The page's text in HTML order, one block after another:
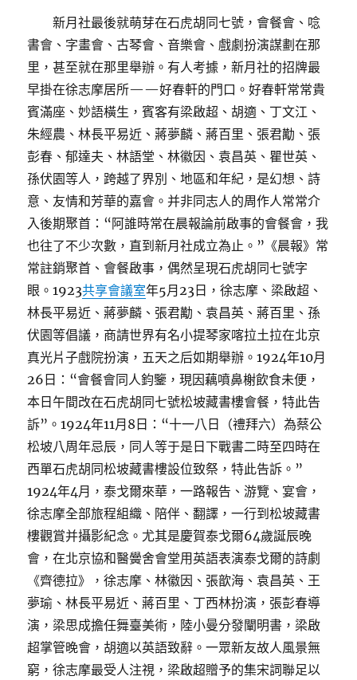
新月社最後就萌芽在石虎胡同七號，會餐會、唸
書會、字畫會、古琴會、音樂會、戲劇扮演謀劃在那
里，甚至就在那里舉辦。有人考據，新月社的招牌最
早掛在徐志摩居所——好春軒的門口。好春軒常常貴
賓滿座、妙語橫生，賓客有梁啟超、胡適、丁文江、
朱經農、林長平易近、蔣夢麟、蔣百里、張君勱、張
彭春、郁達夫、林語堂、林徽因、袁昌英、瞿世英、
孫伏園等人，跨越了界別、地區和年紀，是幻想、詩
意、友情和芳華的嘉會。并非同志人的周作人常常介
入後期聚首：“阿誰時常在晨報論前啟事的會餐會，我
也往了不少次數，直到新月社成立為止。”《晨報》常
常註銷聚首、會餐啟事，偶然呈現石虎胡同七號字
眼。1923共享會議室年5月23日，徐志摩、梁啟超、
林長平易近、蔣夢麟、張君勱、袁昌英、蔣百里、孫
伏園等倡議，商請世界有名小提琴家喀拉土拉在北京
真光片子戲院扮演，五天之后如期舉辦。1924年10月
26日：“會餐會同人鈞鑒，現因藕噴鼻榭飲食未便，
本日午間改在石虎胡同七號松坡藏書樓會餐，特此告
訴”。1924年11月8日：“十一八日（禮拜六）為蔡公
松坡八周年忌辰，同人等于是日下戰書二時至四時在
西單石虎胡同松坡藏書樓設位致祭，特此告訴。”
1924年4月，泰戈爾來華，一路報告、游覽、宴會，
徐志摩全部旅程組織、陪伴、翻譯，一行到松坡藏書
樓觀賞并攝影紀念。尤其是慶賀泰戈爾64歲誕辰晚
會，在北京協和醫黌舍會堂用英語表演泰戈爾的詩劇
《齊德拉》，徐志摩、林徽因、張歆海、袁昌英、王
夢瑜、林長平易近、蔣百里、丁西林扮演，張彭春導
演，梁思成擔任舞臺美術，陸小曼分發闡明書，梁啟
超掌管晚會，胡適以英語致辭。一眾新友故人風景無
窮，徐志摩最受人注視，梁啟超贈予的集宋詞聯足以